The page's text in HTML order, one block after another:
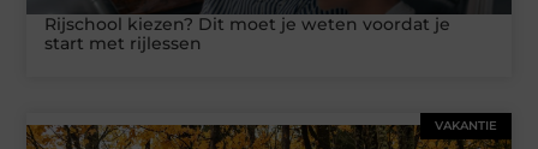
Rijschool kiezen? Dit moet je weten voordat je
start met rijlessen
VAKANTIE